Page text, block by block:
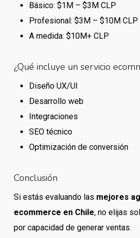
Básico: $1M – $3M CLP
Profesional: $3M – $10M CLP
A medida: $10M+ CLP
¿Qué incluye un servicio
Diseño UX/UI
Desarrollo web
Integraciones
SEO técnico
Optimización de conversión
Conclusión
Si estás evaluando las mejores
ecommerce en Chile, no elijas
por capacidad de generar ventas.